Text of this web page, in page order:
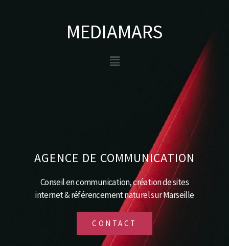
MEDIAMARS
Menu
AGENCE DE COMMUNICATION
Conseil en communication, création de sites
internet & référencement naturel sur Marseille
CONTACT